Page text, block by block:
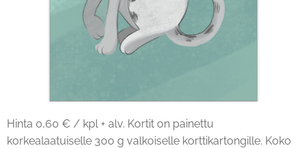
Hinta 0,60 € / kpl + alv. Kortit on painettu
korkealaatuiselle 300 g valkoiselle korttikartongille. Koko